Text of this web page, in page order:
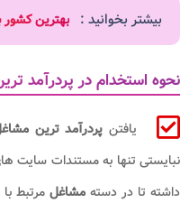
بیشتر بخوانید : بهترین کشور
نحوه استخدام در پردرآمد
یافتن پردرآمد ترین
نبایستی تنها به مستندات سایت
داشته تا در دستهمشاغلمرتبط